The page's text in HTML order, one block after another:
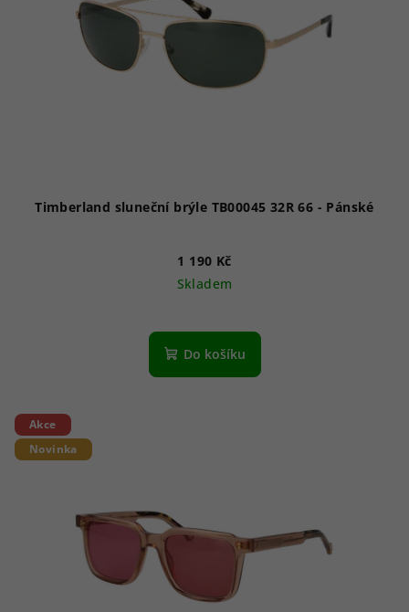
Timberland sluneční brýle TB00045 32R 66 - Pánské
1 190 Kč
Skladem
Do košíku
Akce
Novinka